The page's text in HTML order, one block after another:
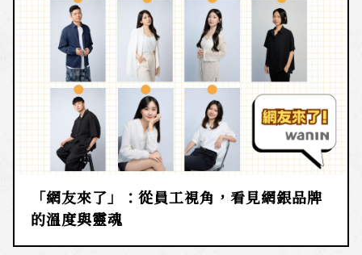
「網友來了」：從員工視角，看見網銀品牌
的溫度與靈魂